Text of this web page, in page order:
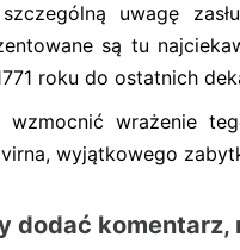
uwagę
są tu
roku do ostatnich
wzmocnić wrażenie
wyjątkowego
dodać komentarz,